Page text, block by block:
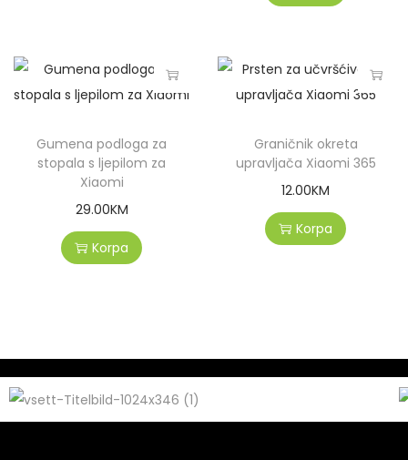
Gumena podloga za
stopala s ljepilom za
Xiaomi
29.00KM
Korpa
Graničnik okreta
upravljača Xiaomi 365
12.00KM
Korpa